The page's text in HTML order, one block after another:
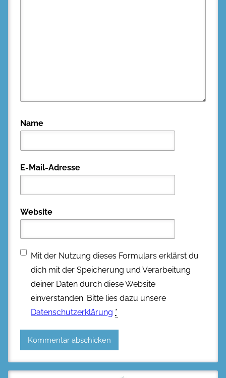
Name
E-Mail-Adresse
Website
Mit der Nutzung dieses Formulars erklärst du
dich mit der Speicherung und Verarbeitung
deiner Daten durch diese Website
einverstanden. Bitte lies dazu unsere
Datenschutzerklärung *